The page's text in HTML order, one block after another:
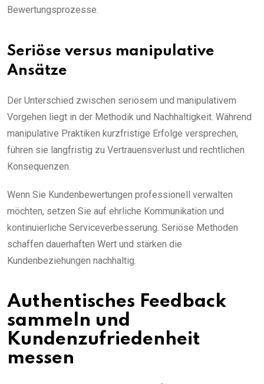
Bewertungsprozesse.
Seriöse versus manipulative
Ansätze
Der Unterschied zwischen seriösem und manipulativem
Vorgehen liegt in der Methodik und Nachhaltigkeit. Während
manipulative Praktiken kurzfristige Erfolge versprechen,
führen sie langfristig zu Vertrauensverlust und rechtlichen
Konsequenzen.
Wenn Sie Kundenbewertungen professionell verwalten
möchten, setzen Sie auf ehrliche Kommunikation und
kontinuierliche Serviceverbesserung. Seriöse Methoden
schaffen dauerhaften Wert und stärken die
Kundenbeziehungen nachhaltig.
Authentisches Feedback
sammeln und
Kundenzufriedenheit
messen